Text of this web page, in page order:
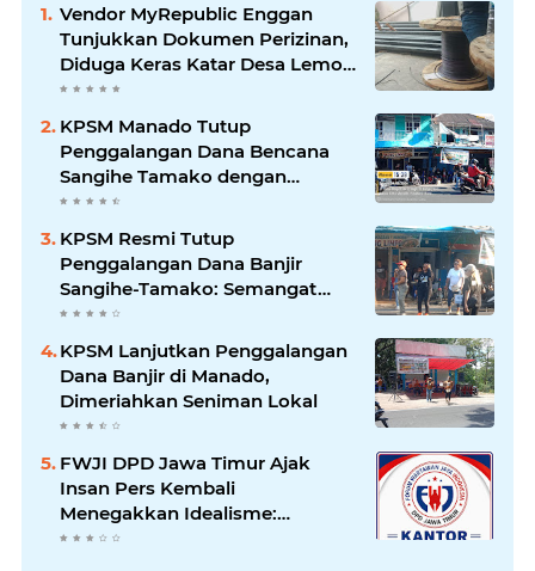
Vendor MyRepublic Enggan
Tunjukkan Dokumen Perizinan,
Diduga Keras Katar Desa Lemo
Disebut Handle Kordinasi
KPSM Manado Tutup
Penggalangan Dana Bencana
Sangihe Tamako dengan
Semangat Tinggi, Dihadiri
KPSM Resmi Tutup
Penggalangan Dana Banjir
Sangihe-Tamako: Semangat
Kebersamaan & Solidaritas
KPSM Lanjutkan Penggalangan
Dana Banjir di Manado,
Dimeriahkan Seniman Lokal
FWJI DPD Jawa Timur Ajak
Insan Pers Kembali
Menegakkan Idealisme:
"Menjadi Penulis Bukan